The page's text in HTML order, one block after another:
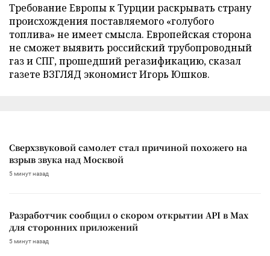
Требование Европы к Турции раскрывать страну
происхождения поставляемого «голубого
топлива» не имеет смысла. Европейская сторона
не сможет выявить российский трубопроводный
газ и СПГ, прошедший регазификацию, сказал
газете ВЗГЛЯД экономист Игорь Юшков.
Сверхзвуковой самолет стал причиной похожего на
взрыв звука над Москвой
5 минут назад
Разработчик сообщил о скором открытии API в Max
для сторонних приложений
5 минут назад